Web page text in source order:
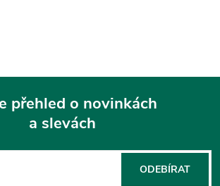
přehled o novinkách
a slevách
ODEBÍRAT